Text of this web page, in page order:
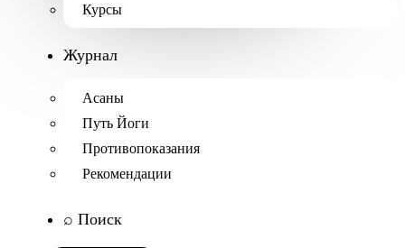
Курсы
Журнал
Асаны
Путь Йоги
Противопоказания
Рекомендации
⌕ Поиск